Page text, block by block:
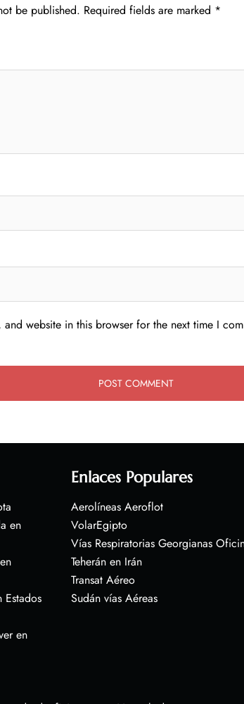
be published. Required fields are marked *
and website in this browser for the next time I
en
en
Enlaces Populares
Aerolíneas Aeroflot
VolarEgipto
Vías Respiratorias Georgianas
Teherán en Irán
Transat Aéreo
Sudán vías Aéreas